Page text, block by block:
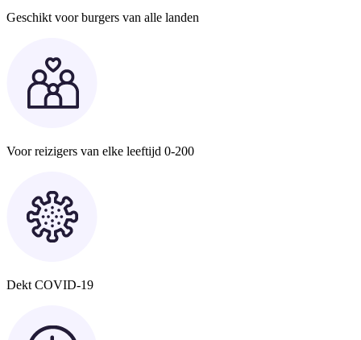
Geschikt voor burgers van alle landen
Voor reizigers van elke leeftijd 0-200
Dekt COVID-19